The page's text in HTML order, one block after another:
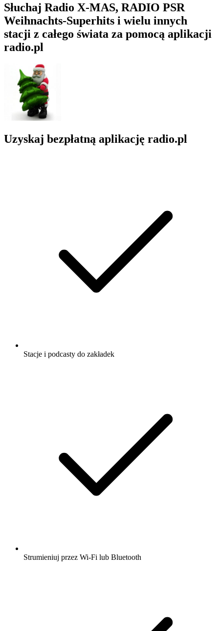
Słuchaj Radio X-MAS, RADIO PSR
Weihnachts-Superhits i wielu innych
stacji z całego świata za pomocą aplikacji
radio.pl
Uzyskaj bezpłatną aplikację radio.pl
Stacje i podcasty do zakładek
Strumieniuj przez Wi-Fi lub Bluetooth